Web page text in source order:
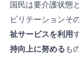
国民は要介護状態
ビリテーションそ
祉サービスを利用
持向上に努める も